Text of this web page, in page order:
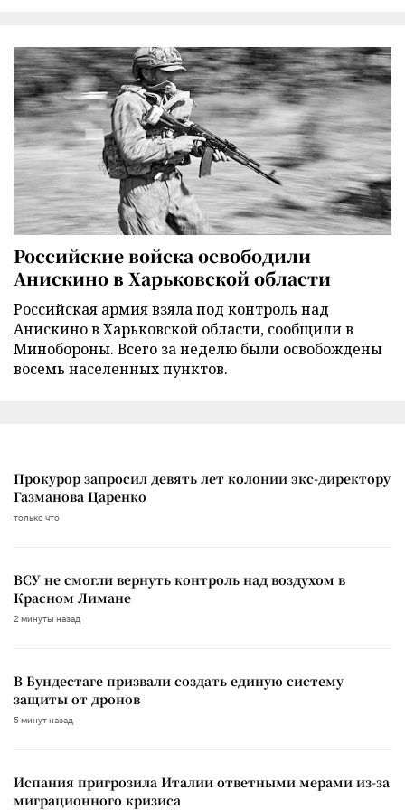
Российские войска освободили
Анискино в Харьковской области
Российская армия взяла под контроль над
Анискино в Харьковской области, сообщили в
Минобороны. Всего за неделю были освобождены
восемь населенных пунктов.
Прокурор запросил девять лет колонии экс-директору
Газманова Царенко
только что
ВСУ не смогли вернуть контроль над воздухом в
Красном Лимане
2 минуты назад
В Бундестаге призвали создать единую систему
защиты от дронов
5 минут назад
Испания пригрозила Италии ответными мерами из-за
миграционного кризиса